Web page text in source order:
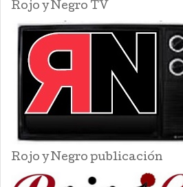
Rojo y Negro TV
Rojo y Negro publicación